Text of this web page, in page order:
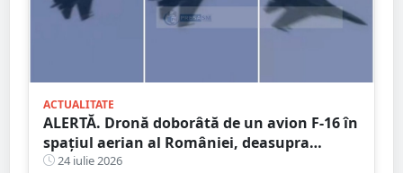
ACTUALITATE
ALERTĂ. Dronă doborâtă de un avion F-16 în
spațiul aerian al României, deasupra
județului Buzău
24 iulie 2026